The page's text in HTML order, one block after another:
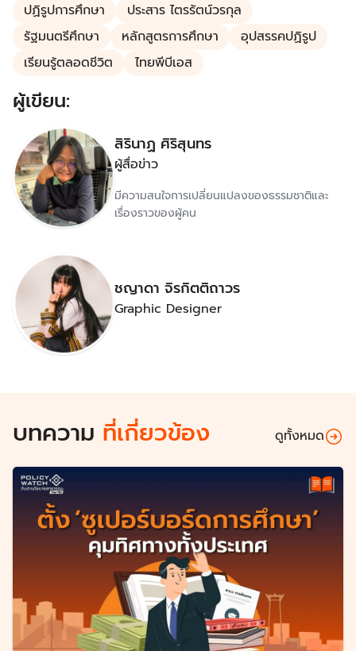
ปฏิรูปการศึกษา
ประสาร ไตรรัตน์วรกุล
รัฐมนตรีศึกษา
หลักสูตรการศึกษา
อุปสรรคปฏิรูป
เรียนรู้ตลอดชีวิต
ไทยพีบีเอส
ผู้เขียน:
สิรินาฏ ศิริสุนทร
ผู้สื่อข่าว
มีความสนใจการเปลี่ยนแปลงของธรรมชาติและ
เรื่องราวของผู้คน
ชญาดา จิรกิตติถาวร
Graphic Designer
บทความ ที่เกี่ยวข้อง ดูทั้งหมด